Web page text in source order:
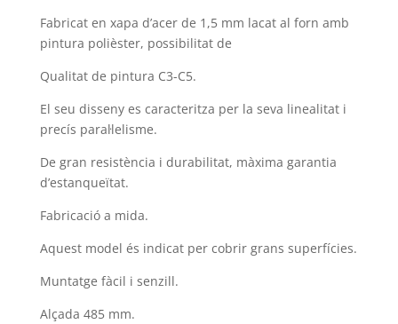
Fabricat en xapa d’acer de 1,5 mm lacat al forn amb
pintura polièster, possibilitat de
Qualitat de pintura C3-C5.
El seu disseny es caracteritza per la seva linealitat i
precís paral·lelisme.
De gran resistència i durabilitat, màxima garantia
d’estanqueïtat.
Fabricació a mida.
Aquest model és indicat per cobrir grans superfícies.
Muntatge fàcil i senzill.
Alçada 485 mm.